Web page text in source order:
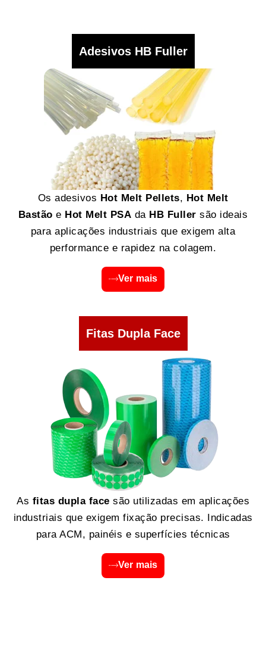
Adesivos HB Fuller
Os adesivos Hot Melt Pellets, Hot Melt
Bastão e Hot Melt PSA da HB Fuller são ideais
para aplicações industriais que exigem alta
performance e rapidez na colagem.
Ver mais
Fitas Dupla Face
As fitas dupla face são utilizadas em aplicações
industriais que exigem fixação precisas. Indicadas
para ACM, painéis e superfícies técnicas
Ver mais